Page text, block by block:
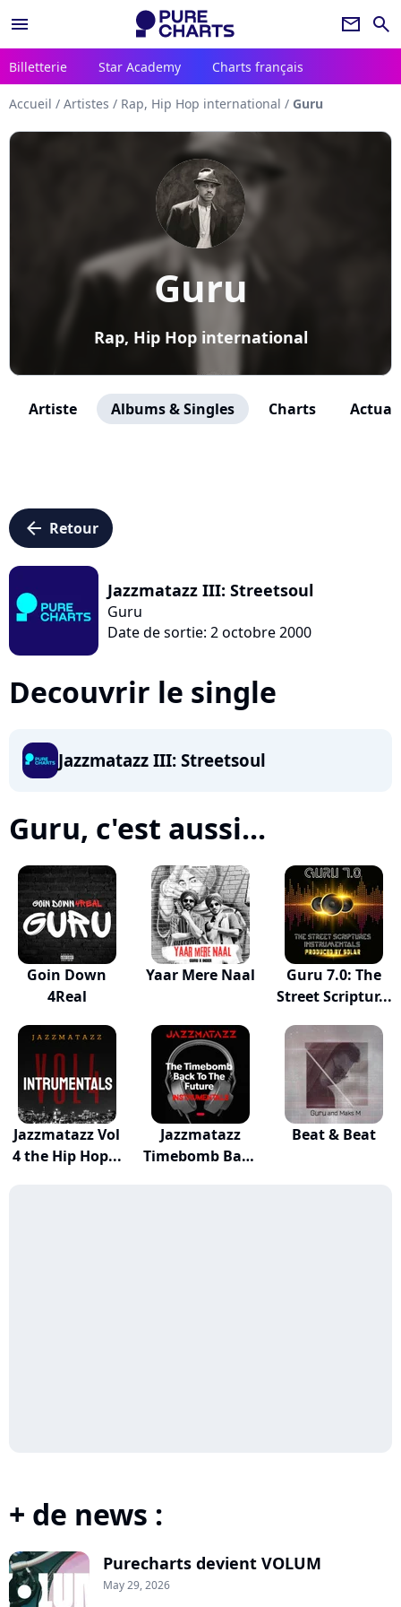
menu newsletter search
Billetterie Star Academy Charts français
Accueil / Artistes / Rap, Hip Hop international / Guru
Guru
Rap, Hip Hop international
Artiste Albums & Singles Charts
arrow_left Retour
Jazzmatazz III: Streetsoul
Guru
Date de sortie: 2 octobre 2000
Decouvrir le single
Jazzmatazz III: Streetsoul
Guru, c'est aussi...
Goin Down
4Real
Yaar Mere Naal
Guru 7.0: The
Street Scriptur...
Jazzmatazz Vol
4 the Hip Hop...
Jazzmatazz
Timebomb Back
Beat & Beat
+ de news :
Purecharts devient VOLUM
May 29, 2026